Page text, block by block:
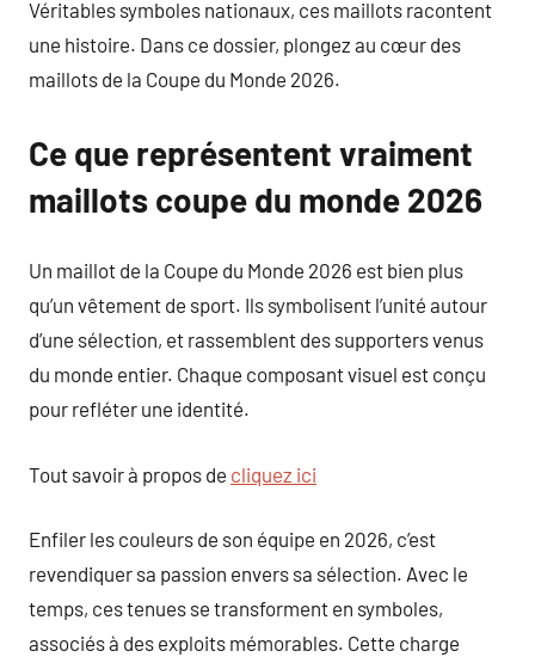
Véritables symboles nationaux, ces maillots racontent
une histoire. Dans ce dossier, plongez au cœur des
maillots de la Coupe du Monde 2026.
Ce que représentent vraiment
maillots coupe du monde 2026
Un maillot de la Coupe du Monde 2026 est bien plus
qu’un vêtement de sport. Ils symbolisent l’unité autour
d’une sélection, et rassemblent des supporters venus
du monde entier. Chaque composant visuel est conçu
pour refléter une identité.
Tout savoir à propos de cliquez ici
Enfiler les couleurs de son équipe en 2026, c’est
revendiquer sa passion envers sa sélection. Avec le
temps, ces tenues se transforment en symboles,
associés à des exploits mémorables. Cette charge